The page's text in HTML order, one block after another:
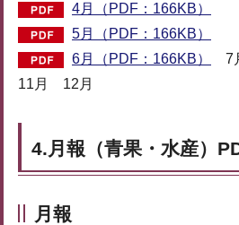
4月（PDF：166KB）
5月（PDF：166KB）
6月（PDF：166KB）
7
11月 12月
4.月報（青果・水産）
月報